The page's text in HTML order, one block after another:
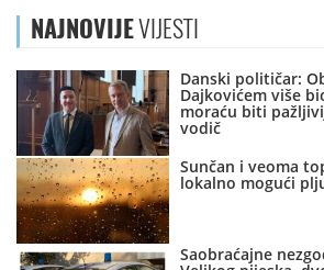
NAJNOVIJEVIJESTI
Danski političar:
Dajkovićem više
moraću biti
vodič
Sunčan i veoma
lokalno mogući
Saobraćajne